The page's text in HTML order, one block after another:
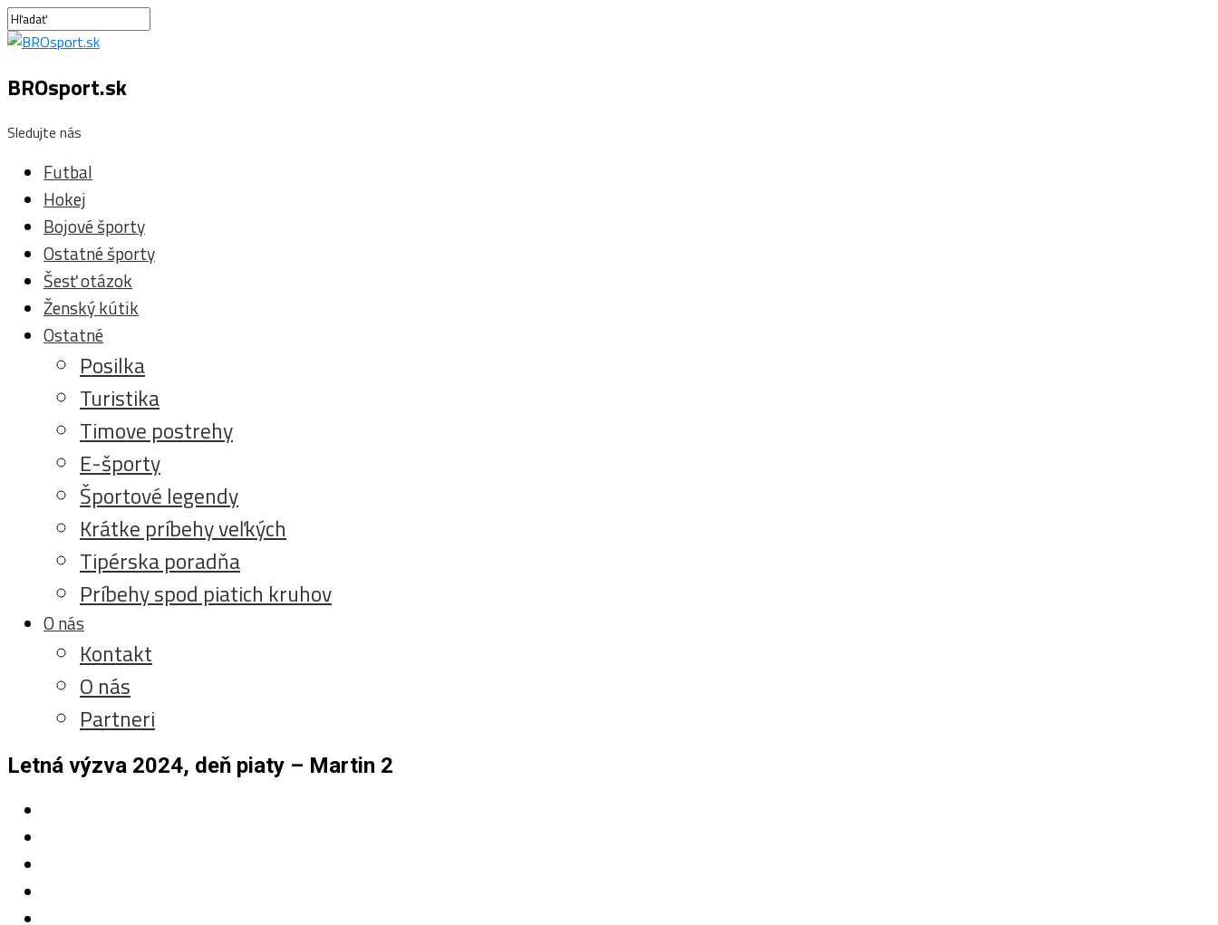
BROsport.sk
Sledujte nás
Futbal
Hokej
Bojové športy
Ostatné športy
Šesť otázok
Ženský kútik
Ostatné
Posilka
Turistika
Timove postrehy
E-športy
Športové legendy
Krátke príbehy veľkých
Tipérska poradňa
Príbehy spod piatich kruhov
O nás
Kontakt
O nás
Partneri
Letná výzva 2024, deň piaty – Martin 2